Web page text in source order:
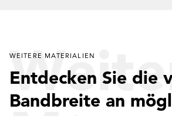
WEITERE MATERIALIEN
Entdecken Sie die
Bandbreite an